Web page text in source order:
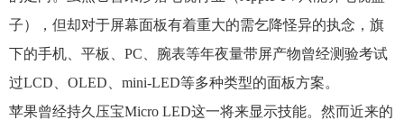
子），但却对于屏幕面板有着重大的需乞降怪异的执念，旗
下的手机、平板、PC、腕表等年夜量带屏产物曾经测验考试
过LCD、OLED、mini-LED等多种类型的面板方案。
苹果曾经持久压宝Micro LED这一将来显示技能。然而近来的